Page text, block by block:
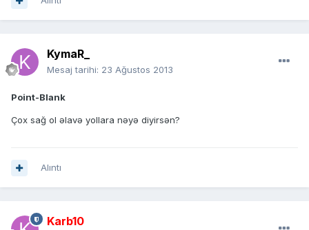
KymaR_
Mesaj tarihi: 23 Ağustos 2013
Point-Blank
Çox sağ ol əlavə yollara nəyə diyirsən?
Alıntı
Karb10